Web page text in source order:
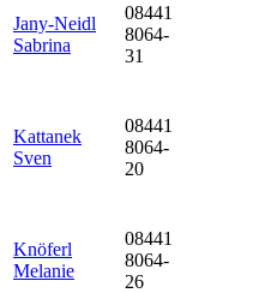
Jany-Neidl
Sabrina
08441
8064-
31
Kattanek
Sven
08441
8064-
20
Knöferl
Melanie
08441
8064-
26